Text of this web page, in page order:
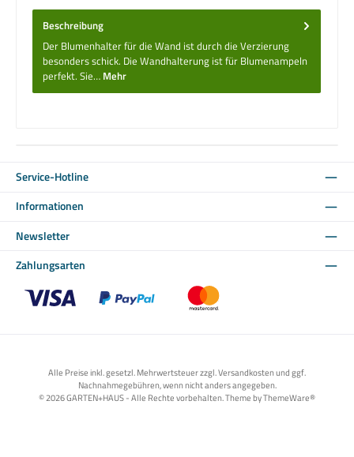
Beschreibung
Der Blumenhalter für die Wand ist durch die Verzierung
besonders schick. Die Wandhalterung ist für Blumenampeln
perfekt. Sie… Mehr
Service-Hotline
Informationen
Newsletter
Zahlungsarten
Alle Preise inkl. gesetzl. Mehrwertsteuer zzgl. Versandkosten und ggf.
Nachnahmegebühren, wenn nicht anders angegeben.
© 2026 GARTEN+HAUS - Alle Rechte vorbehalten. Theme byThemeWare®